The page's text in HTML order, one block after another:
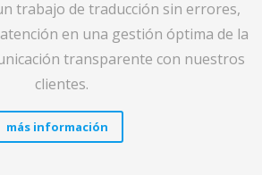
trabajo de traducción sin errores,
en una gestión óptima de la
transparente con nuestros
clientes.
más información